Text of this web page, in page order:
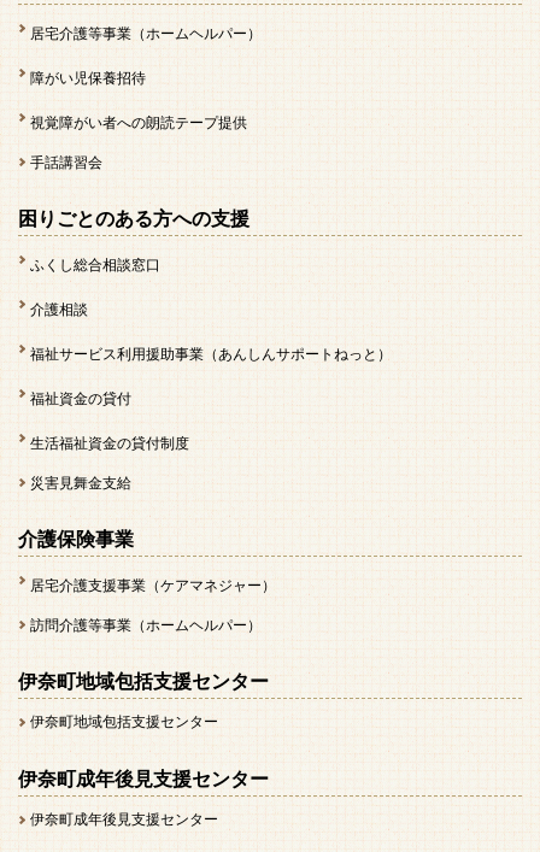
居宅介護等事業（ホームヘルパー）
障がい児保養招待
視覚障がい者への朗読テープ提供
手話講習会
困りごとのある方への支援
ふくし総合相談窓口
介護相談
福祉サービス利用援助事業（あんしんサポートねっと）
福祉資金の貸付
生活福祉資金の貸付制度
災害見舞金支給
介護保険事業
居宅介護支援事業（ケアマネジャー）
訪問介護等事業（ホームヘルパー）
伊奈町地域包括支援センター
伊奈町地域包括支援センター
伊奈町成年後見支援センター
伊奈町成年後見支援センター